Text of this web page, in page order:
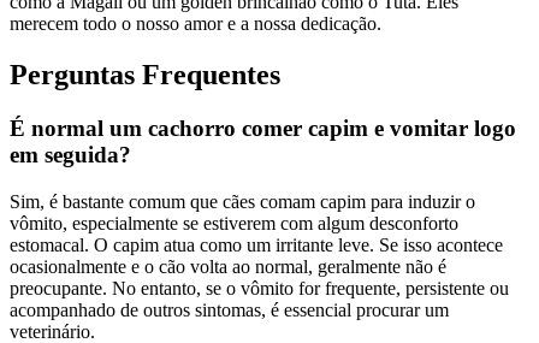
merecem todo o nosso amor e a nossa dedicação.
Perguntas Frequentes
É normal um cachorro comer capim e vomitar logo
em seguida?
Sim, é bastante comum que cães comam capim para induzir o
vômito, especialmente se estiverem com algum desconforto
estomacal. O capim atua como um irritante leve. Se isso acontece
ocasionalmente e o cão volta ao normal, geralmente não é
preocupante. No entanto, se o vômito for frequente, persistente ou
acompanhado de outros sintomas, é essencial procurar um
veterinário.